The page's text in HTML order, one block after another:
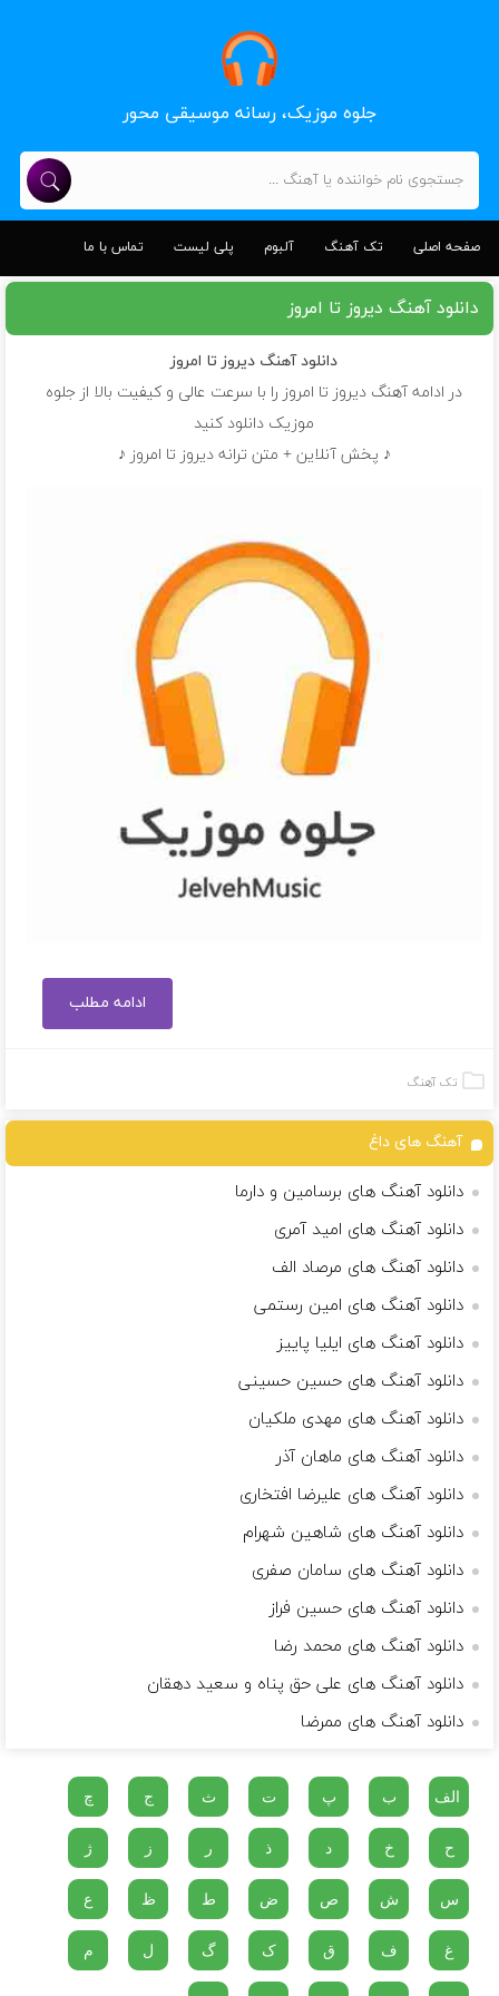
جلوه موزیک، رسانه موسیقی محور
صفحه اصلی تک آهنگ آلبوم پلی لیست تماس با ما
دانلود آهنگ دیروز تا امروز
دانلود آهنگ دیروز تا امروز
در ادامه آهنگ دیروز تا امروز را با سرعت عالی و کیفیت بالا از جلوه
موزیک دانلود کنید
♪ پخش آنلاین + متن ترانه دیروز تا امروز ♪
ادامه مطلب
تک آهنگ
آهنگ های داغ
دانلود آهنگ های برسامین و دارما
دانلود آهنگ های امید آمری
دانلود آهنگ های مرصاد الف
دانلود آهنگ های امین رستمی
دانلود آهنگ های ایلیا پاییز
دانلود آهنگ های حسین حسینی
دانلود آهنگ های مهدی ملکیان
دانلود آهنگ های ماهان آذر
دانلود آهنگ های علیرضا افتخاری
دانلود آهنگ های شاهین شهرام
دانلود آهنگ های سامان صفری
دانلود آهنگ های حسین فراز
دانلود آهنگ های محمد رضا
دانلود آهنگ های علی حق پناه و سعید دهقان
دانلود آهنگ های ممرضا
الف ب پ ت ث ج چ
ح خ د ذ ر ز ژ
س ش ص ض ط ظ ع
غ ف ق ک گ ل م